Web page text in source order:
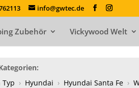
info@gwtec.de
Zubehör Vickywood Welt
Typ › Hyundai › Hyundai Santa Fe ›